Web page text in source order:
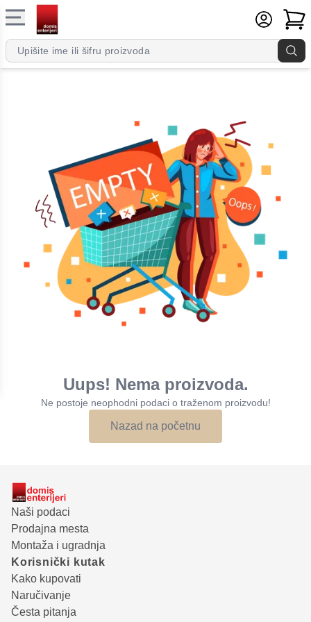
Uups! Nema proizvoda.
Ne postoje neophodni podaci o traženom proizvodu!
Nazad na početnu
Naši podaci
Prodajna mesta
Montaža i ugradnja
Korisnički kutak
Kako kupovati
Naručivanje
Česta pitanja